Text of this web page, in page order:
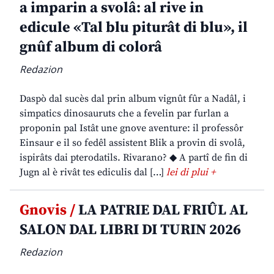
a imparin a svolâ: al rive in
edicule «Tal blu piturât di blu», il
gnûf album di colorâ
Redazion
Daspò dal sucès dal prin album vignût fûr a Nadâl, i
simpatics dinosauruts che a fevelin par furlan a
proponin pal Istât une gnove aventure: il professôr
Einsaur e il so fedêl assistent Blik a provin di svolâ,
ispirâts dai pterodatils. Rivarano? ◆ A partî de fin di
Jugn al è rivât tes ediculis dal […] lei di plui +
Gnovis /LA PATRIE DAL FRIÛL AL
SALON DAL LIBRI DI TURIN 2026
Redazion